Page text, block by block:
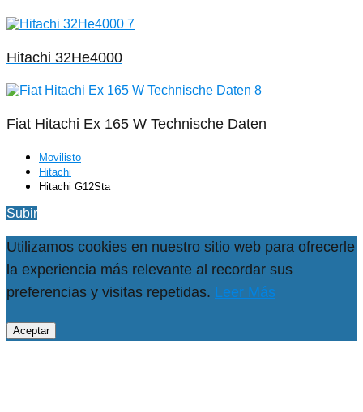
Hitachi 32He4000
Fiat Hitachi Ex 165 W Technische Daten
Movilisto
Hitachi
Hitachi G12Sta
Subir
Utilizamos cookies en nuestro sitio web para ofrecerle
la experiencia más relevante al recordar sus
preferencias y visitas repetidas. Leer Más
Aceptar